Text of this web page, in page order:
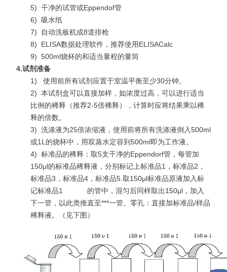
5) 干净的试管或Eppendof管
6) 吸水纸
7)
自动洗板机或8道排枪
8)
ELISA数据处理软件，推荐使用ELISACalc
9) 500ml烧杯的和适当量程的量筒
4.试剂准备
1)
使用前所有试剂应置于室温平衡至少30分钟。
2) 本试剂盒可以直接加样，如浓度过高，可以进行适当
比例的稀释（推荐2-5倍稀释），计算时应将结果乘以稀
释的倍数。
3) 洗涤液为25倍浓缩液，使用前将所有洗涤液倒入500ml
或1L的烧杯中，用双蒸水定容到500ml即为工作液。
4) 标准品的稀释：取5支干净的Eppendorf管，每管加
150μl的标准品稀释液，分别标记上标准品1，标准品2，
标准品3，标准品4，标准品5.取150μl标准品原液加入标
记标准品1 的管中，混匀后同样取出150μl，加入
下一管，以此类推直至***一管。零孔：直接加标准品/样品
稀释液。（见下图）